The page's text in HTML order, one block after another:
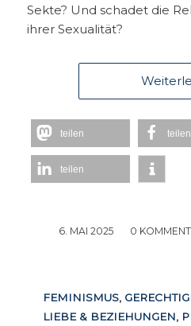
Sekte? Und schadet die
ihrer Sexualität?
teilen teilen
teilen
6. MAI 2025
/ 0 /
FEMINISMUS,
LIEBE & BEZIEHUNGEN,